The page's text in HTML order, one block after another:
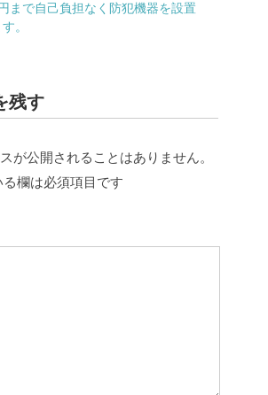
まで自己負担なく防犯機器を設置
。
残す
が公開されることはありません。
る欄は必須項目です